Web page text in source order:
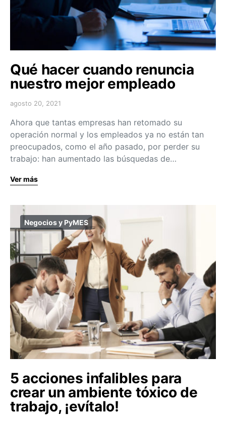
Qué hacer cuando renuncia
nuestro mejor empleado
agosto 20, 2021
Ahora que tantas empresas han retomado su
operación normal y los empleados ya no están tan
preocupados, como el año pasado, por perder su
trabajo: han aumentado las búsquedas de…
Ver más
Negocios y PyMES
5 acciones infalibles para
crear un ambiente tóxico de
trabajo, ¡evítalo!